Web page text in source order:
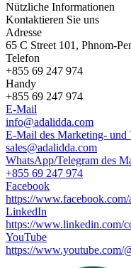
Nützliche Informationen
Kontaktieren Sie uns
Adresse
65 C Street 101, Phnom-
Telefon
+855 69 247 974
Handy
+855 69 247 974
E-Mail
info@adalidda.com
E-Mail des Marketing- und
sales@adalidda.com
WhatsApp/Telegram des
+855 69 247 974
Facebook
https://www.facebook.com/
LinkedIn
https://www.linkedin.com/
YouTube
https://www.youtube.com/